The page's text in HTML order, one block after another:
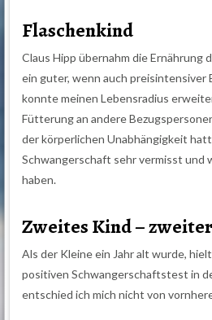
Flaschenkind
Claus Hipp übernahm die Ernährung
ein guter, wenn auch preisintensiver
konnte meinen Lebensradius
Fütterung an andere
der körperlichen Unabhängigkeit
Schwangerschaft sehr vermisst und
haben.
Zweites Kind –
Als der Kleine ein Jahr alt wurde,
positiven Schwangerschaftstest in
entschied ich mich nicht von